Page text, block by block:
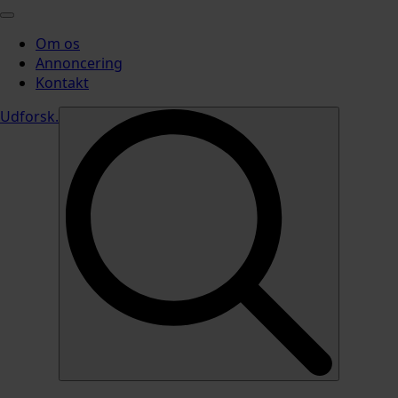
Om os
Annoncering
Kontakt
Udforsk.